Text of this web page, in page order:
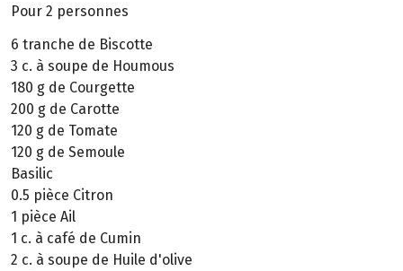
Pour 2 personnes
6 tranche de Biscotte
3 c. à soupe de Houmous
180 g de Courgette
200 g de Carotte
120 g de Tomate
120 g de Semoule
Basilic
0.5 pièce Citron
1 pièce Ail
1 c. à café de Cumin
2 c. à soupe de Huile d'olive